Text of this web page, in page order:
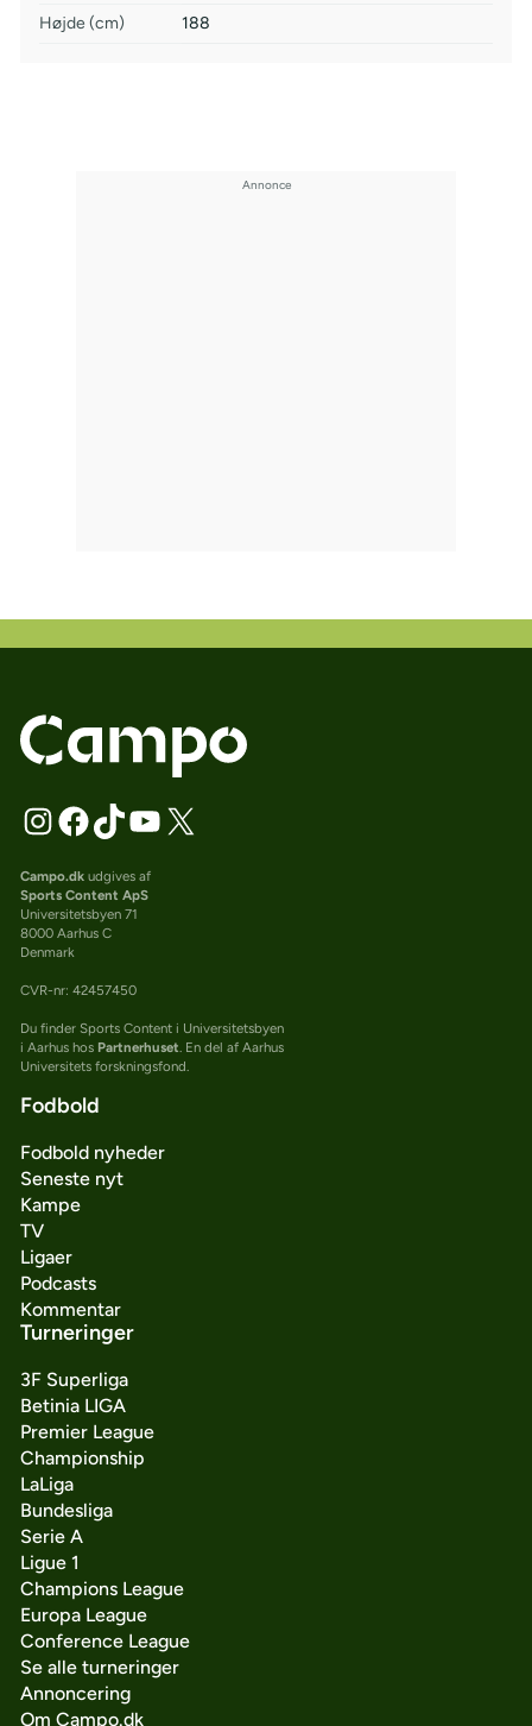
Højde (cm)
188
Campo.dkudgives af
Sports Content ApS
Universitetsbyen 71
8000 Aarhus C
Denmark
CVR-nr: 42457450
Du finder Sports Content i Universitetsbyen
i Aarhus hos Partnerhuset. En del af Aarhus
Universitets forskningsfond.
Fodbold
Fodbold nyheder
Seneste nyt
Kampe
TV
Ligaer
Podcasts
Kommentar
Turneringer
3F Superliga
Betinia LIGA
Premier League
Championship
LaLiga
Bundesliga
Serie A
Ligue 1
Champions League
Europa League
Conference League
Se alle turneringer
Annoncering
Om Campo.dk